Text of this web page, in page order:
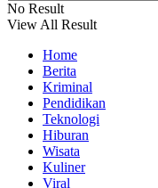
No Result
View All Result
Home
Berita
Kriminal
Pendidikan
Teknologi
Hiburan
Wisata
Kuliner
Viral